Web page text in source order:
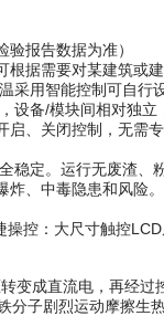
报告数据为准）
据需要对某建筑或建
采用智能控制可自
备/模块间相对独
、关闭控制，无需专
定。运行无废渣、
、中毒隐患和风险。
控：大尺寸触控
变成直流电，再经
子剧烈运动摩擦生